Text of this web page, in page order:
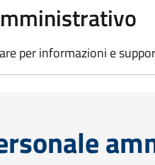
per informazioni e